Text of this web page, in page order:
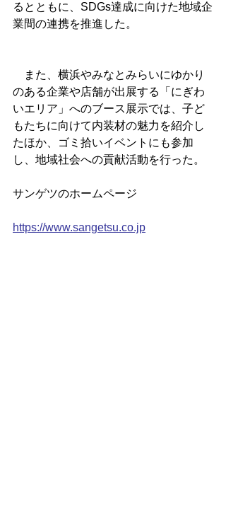
るとともに、SDGs達成に向けた地域企
業間の連携を推進した。
また、横浜やみなとみらいにゆかり
のある企業や店舗が出展する「にぎわ
いエリア」へのブース展示では、子ど
もたちに向けて内装材の魅力を紹介し
たほか、ゴミ拾いイベントにも参加
し、地域社会への貢献活動を行った。
サンゲツのホームページ
https://www.sangetsu.co.jp